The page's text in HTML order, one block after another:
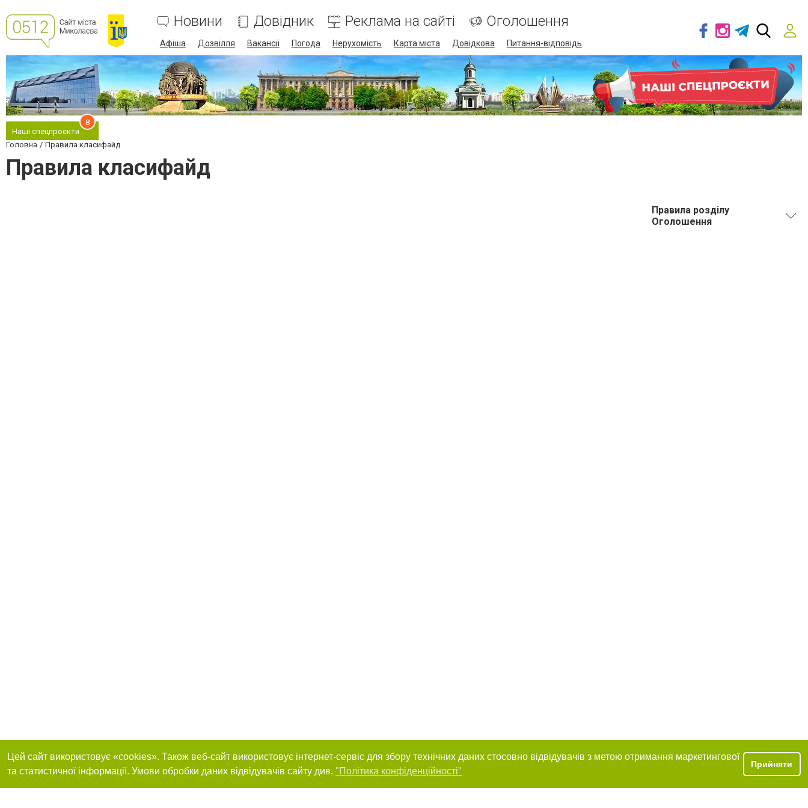
Новини Довідник Реклама на сайті Оголошення
Афіша Дозвілля Вакансії Погода Нерухомість Карта міста Довідкова Питання-відповідь
Наші спецпроєкти
8
Головна Правила класифайд
Правила класифайд
Правила розділу
Оголошення
Цей сайт використовує «cookies». Також веб-сайт використовує інтернет-сервіс для збору технічних даних стосовно відвідувачів з метою отримання маркетингової
та статистичної інформації. Умови обробки даних відвідувачів сайту див. "Політика конфіденційності"
Прийняти